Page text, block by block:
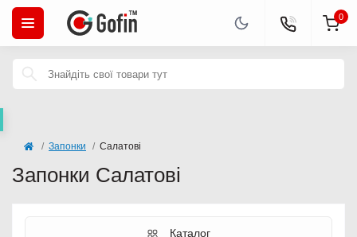
0
Запонки Салатові
Запонки Салатові
Каталог